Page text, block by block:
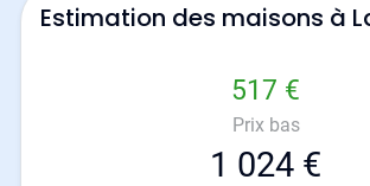
Estimation des maisons à
517 €
Prix bas
1 024 €